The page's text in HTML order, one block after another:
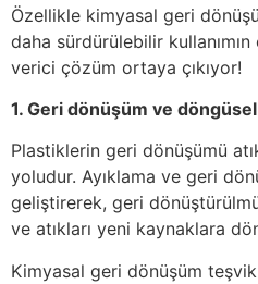
Özellikle kimyasal geri
daha sürdürülebilir
verici çözüm ortaya çıkıyor!
1. Geri dönüşüm ve
Plastiklerin geri dönüşümü
yoludur. Ayıklama ve geri
geliştirerek, geri
ve atıkları yeni kaynaklara
Kimyasal geri dönüşüm